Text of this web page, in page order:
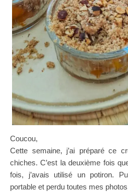
Coucou,
Cette semaine, j’ai préparé ce
chiches. C’est la deuxième fois
fois, j’avais utilisé un potiron.
portable et perdu toutes mes